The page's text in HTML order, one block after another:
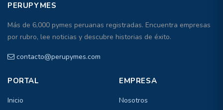
PERUPYMES
Más de 6,000 pymes peruanas registradas. Encuentra empresas
por rubro, lee noticias y descubre historias de éxito.
contacto@perupymes.com
PORTAL
Inicio
EMPRESA
Nosotros